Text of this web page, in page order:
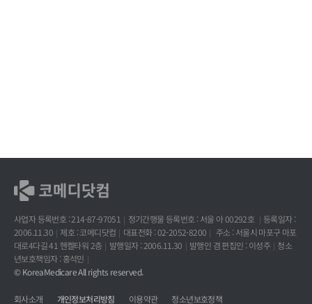
사업자 등록번호 : 214-87-97051 정기간행물 등록번호 : 서울 아 00292호
등록일자 :
2006.11.30
제호 : 코메디닷컴 대표전화 : 02-2052-8200
주소 : 서울시 마포구 마포
대로4다길 41 헨켈타워 2층
발행일자 : 2006.11.30 발행인 겸 편집인 : 이성주
청소
년보호책임자 : 홍석민
© KoreaMedicare All rights reserved.
회사소개 개인정보처리방침 이용약관 청소년보호정책